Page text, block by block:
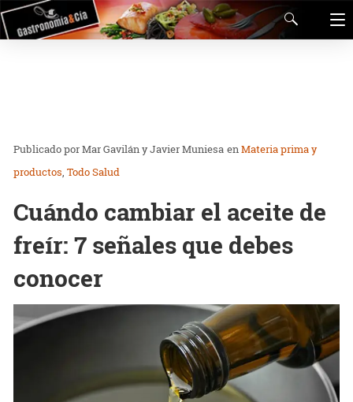
Mar Gavilán y Javier Muniesa enMateria prima y
productos Todo Salud
Cuándo cambiar el aceite de
freír: 7 señales que debes
conocer